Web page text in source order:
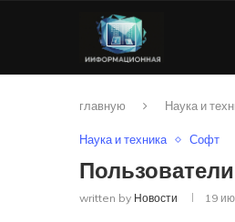
главную Наука и
Наука и техника Софт
written by Новости 19